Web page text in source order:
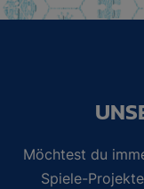
Möchtest du
Spiele-